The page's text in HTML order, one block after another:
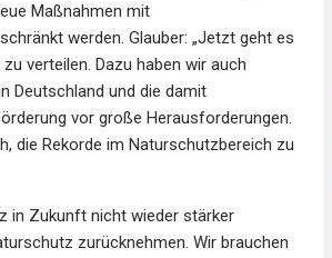
Maßnahmen mit
werden. Glauber: „Jetzt geht es
verteilen. Dazu haben wir auch
Deutschland und die damit
vor große Herausforderungen.
die Rekorde im Naturschutzbereich zu
in Zukunft nicht wieder stärker
zurücknehmen. Wir brauchen